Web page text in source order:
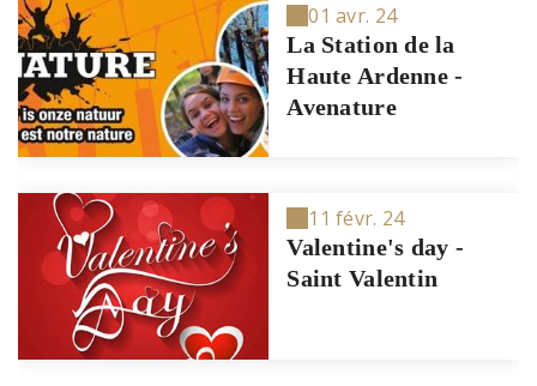
01 avr. 24
La Station de la
Haute Ardenne -
Avenature
11 févr. 24
Valentine's day -
Saint Valentin